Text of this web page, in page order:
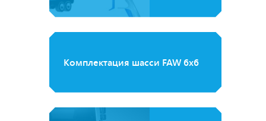
Комплектация шасси FAW 6x6